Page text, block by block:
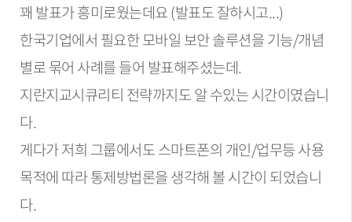
꽤 발표가 흥미로웠는데요 (발표도 잘하시고...)
한국기업에서 필요한 모바일 보안 솔루션을 기능/개념
별로 묶어 사례를 들어 발표해주셨는데.
지란지교시큐리티 전략까지도 알 수있는 시간이였습니
다.
게다가 저희 그룹에서도 스마트폰의 개인/업무등 사용
목적에 따라 통제방법론을 생각해 볼 시간이 되었습니
다.